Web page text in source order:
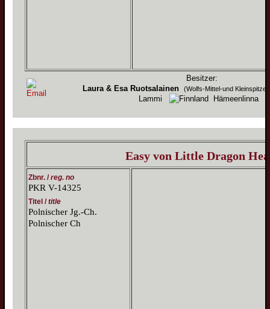
Besitzer:
Laura & Esa Ruotsalainen
(Wolfs-Mittel-und Kleinspitze
Lammi Hämeenlinna
Easy von Little Dragon
Zbnr. /reg. no
PKR V-14325
Titel /title
Polnischer Jg.-Ch.
Polnischer Ch